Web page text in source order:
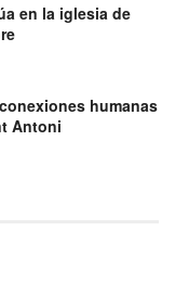
en la iglesia de
humanas
Antoni